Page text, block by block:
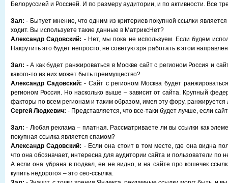
Белоруссией и Россией. И по размеру аудитории, и по активности. Все
Зал: - Бытует мнение, что одним из критериев покупной ссылки
ходит. Вы используете такие данные в МатриксНет?
Александр Садовский: - Нет, мы пока не используем. Если будем
Накрутить это будет непросто, не советую зря работать в этом
Зал: - А как будет ранжироваться в Москве сайт с регионом Россия и
какого-то из них может быть преимущество?
Александр Садовский: - Сайт с регионом Москва будет
регионом Россия. Но насколько выше – зависит от сайта. Крупный
факторы по всем регионам и таким образом, имея эту фору, ранжируется
Сергей Людкевич: - Представляется, что все-таки будет лучше, если
Зал: - Любая реклама – платная. Рассматриваете ли вы ссылки как
покупная ссылка является спамом?
Александр Садовский: - Если она стоит в том месте, где она видна
что она обозначает, интересна для аудитории сайта и пользователи по
А если она убрана в подвал, ее не видно, и на сайте про кошечек
купить недорого» – это сео-ссылка.